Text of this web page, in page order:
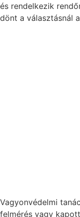
és rendelkezik
dönt a választásnál
Vagyonvédelmi
felmérés vagy